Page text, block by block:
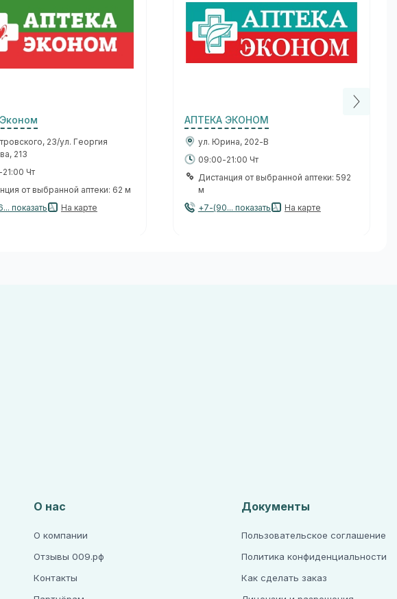
23/ул. Георгия
213
Чт
от выбранной аптеки: 62 м
показать
На карте
АПТЕКА ЭКОНОМ
ул. Юрина, 202-В
09:00-21:00 Чт
Дистанция от выбранной аптеки: 592
м
+7-(90... показать
На карте
О нас
О компании
Отзывы 009.рф
Контакты
Документы
Пользовательское соглашение
Политика конфиденциальности
Как сделать заказ